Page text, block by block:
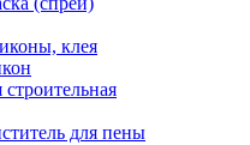
клея
для пены